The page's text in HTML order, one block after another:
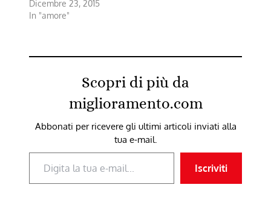
Dicembre 23, 2015
In "amore"
Scopri di più da
miglioramento.com
Abbonati per ricevere gli ultimi articoli inviati alla
tua e-mail.
Digita la tua e-mail...
Iscriviti